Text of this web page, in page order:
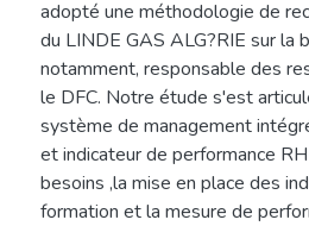
adopté une méthodologie de
du LINDE GAS ALG?RIE sur la
notamment, responsable des
le DFC. Notre étude s'est
système de management
et indicateur de performance
besoins ,la mise en place des
formation et la mesure de